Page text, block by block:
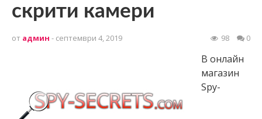
скрити камери
от админ - септември 4, 2019 98 0
В онлайн
магазин
Spy-